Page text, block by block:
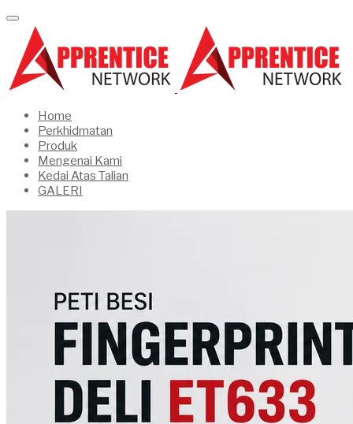
Home
Perkhidmatan
Produk
Mengenai Kami
Kedai Atas Talian
GALERI